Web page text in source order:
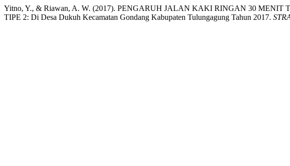
Yitno, Y., & Riawan, A. W. (2017). PENGARUH JALAN KAKI RINGAN 30
TIPE 2: Di Desa Dukuh Kecamatan Gondang Kabupaten Tulungagung Tahun 2017.